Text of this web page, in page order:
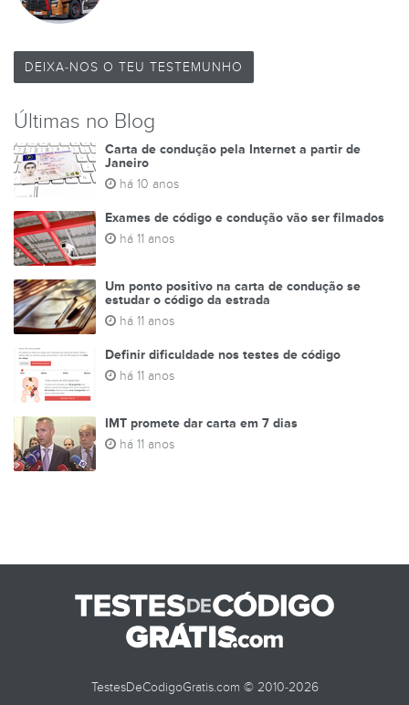
DEIXA-NOS O TEU TESTEMUNHO
Últimas no Blog
Carta de condução pela Internet a partir de
Janeiro
há 10 anos
Exames de código e condução vão ser filmados
há 11 anos
Um ponto positivo na carta de condução se
estudar o código da estrada
há 11 anos
Definir dificuldade nos testes de código
há 11 anos
IMT promete dar carta em 7 dias
há 11 anos
TestesDeCodigoGratis.com © 2010-2026